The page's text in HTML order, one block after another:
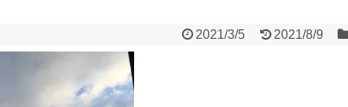
2021/3/5 2021/8/9